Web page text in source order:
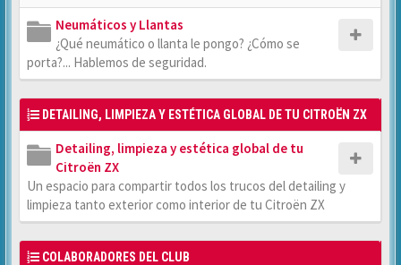
Neumáticos y Llantas
¿Qué neumático o llanta le pongo? ¿Cómo se
porta?... Hablemos de seguridad.
DETAILING, LIMPIEZA Y ESTÉTICA GLOBAL DE TU CITROËN ZX
Detailing, limpieza y estética global de tu
Citroën ZX
Un espacio para compartir todos los trucos del detailing y
limpieza tanto exterior como interior de tu Citroën ZX
COLABORADORES DEL CLUB